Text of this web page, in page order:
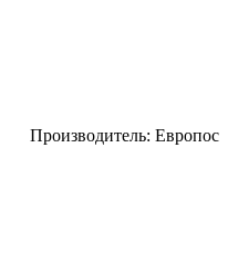
Производитель: Европос